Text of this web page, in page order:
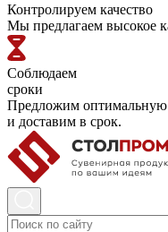
Контролируем качество
Мы предлагаем высокое
Соблюдаем
сроки
Предложим оптимальную
и доставим в срок.